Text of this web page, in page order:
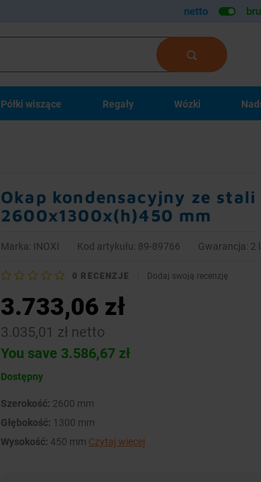
netto
Półki wiszące Regały Wózki
Okap kondensacyjny ze
2600x1300x(h)450 mm
Marka: INOXI Kod artykułu: 89-89766 Gwarancja: 2
0 RECENZJE Dodaj swoją recenzję
3.733,06 zł
3.035,01 zł netto
You save 3.586,67 zł
Dostępny
Szerokość: 2600 mm
Głębokość: 1300 mm
Wysokość: 450 mm Czytaj więcej